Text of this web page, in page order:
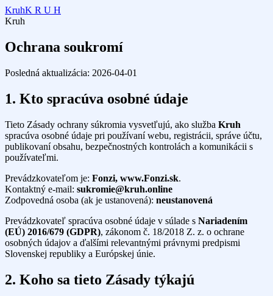
KruhK R U H
Kruh
Ochrana soukromí
Posledná aktualizácia: 2026-04-01
1. Kto spracúva osobné údaje
Tieto Zásady ochrany súkromia vysvetľujú, ako služba Kruh
spracúva osobné údaje pri používaní webu, registrácii, správe účtu,
publikovaní obsahu, bezpečnostných kontrolách a komunikácii s
používateľmi.
Prevádzkovateľom je: Fonzi, www.Fonzi.sk.
Kontaktný e-mail: sukromie@kruh.online
Zodpovedná osoba (ak je ustanovená): neustanovená
Prevádzkovateľ spracúva osobné údaje v súlade s Nariadením
(EÚ) 2016/679 (GDPR), zákonom č. 18/2018 Z. z. o ochrane
osobných údajov a ďalšími relevantnými právnymi predpismi
Slovenskej republiky a Európskej únie.
2. Koho sa tieto Zásady týkajú